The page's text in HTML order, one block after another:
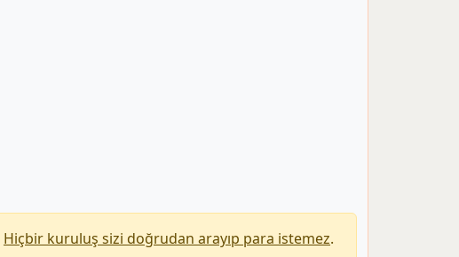
Hiçbir kuruluş sizi doğrudan arayıp para istemez.